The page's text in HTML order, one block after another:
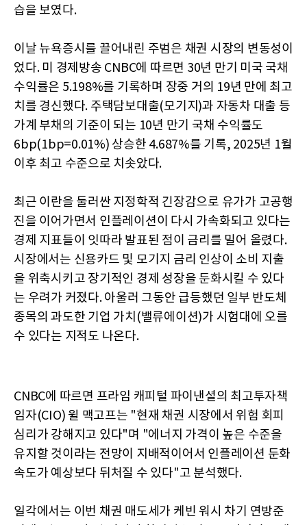
습을 보였다.
이날 뉴욕증시를 끌어내린 주범은 채권 시장의 변동성이
었다. 미 경제방송 CNBC에 따르면 30년 만기 미국 국채
수익률은 5.198%를 기록하며 장중 거의 19년 만에 최고
치를 경신했다. 주택담보대출(모기지)과 자동차 대출 등
가계 부채의 기준이 되는 10년 만기 국채 수익률도
6bp(1bp=0.01%) 상승한 4.687%를 기록, 2025년 1월
이후 최고 수준으로 치솟았다.
최근 이란을 둘러싼 지정학적 긴장감으로 유가가 고공행
진을 이어가면서 인플레이션이 다시 가속화되고 있다는
경제 지표들이 잇따라 발표된 점이 금리를 밀어 올렸다.
시장에서는 신용카드 및 모기지 금리 인상이 소비 지출
을 위축시키고 장기적인 경제 성장을 둔화시킬 수 있다
는 우려가 커졌다. 아울러 그동안 급등했던 일부 반도체
종목의 과도한 기업 가치(밸류에이션)가 시험대에 오를
수 있다는 지적도 나온다.
CNBC에 따르면 프라임 캐피털 파이낸셜의 최고투자책
임자(CIO) 윌 맥고프는 "현재 채권 시장에서 위험 회피
심리가 강해지고 있다"며 "에너지 가격이 높은 수준을
유지할 것이라는 전망이 지배적이어서 인플레이션 둔화
속도가 예상보다 뒤처질 수 있다"고 분석했다.
일각에서는 이번 채권 매도세가 케빈 워시 차기 연방준